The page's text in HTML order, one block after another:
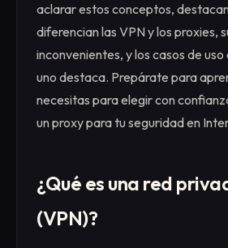
aclarar estos conceptos,
diferencian las VPN y los proxies,
inconvenientes, y los casos de
uno destaca. Prepárate para
necesitas para elegir con
un proxy para tu seguridad en
¿Qué es una red
(VPN)?